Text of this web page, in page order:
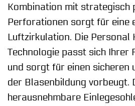
Kombination mit strategisch
Perforationen sorgt für eine
Luftzirkulation. Die Personal
Technologie passt sich Ihrer
und sorgt für einen sicheren
der Blasenbildung vorbeugt.
herausnehmbare